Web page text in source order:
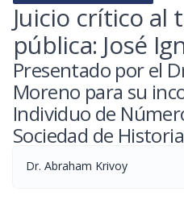
Juicio crítico al
pública: José
Presentado por el
Moreno para su
Individuo de
Sociedad de
Dr. Abraham Krivoy